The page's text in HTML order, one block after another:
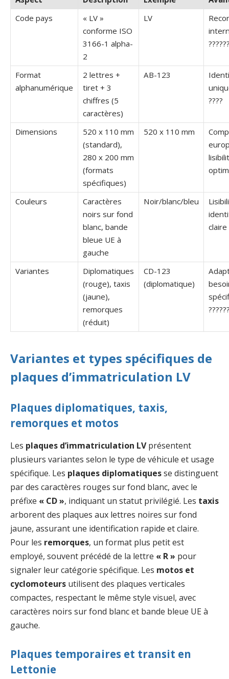
Code pays
« LV »
conforme ISO
3166-1 alpha-
2
LV
Format
alphanumérique
2 lettres +
tiret + 3
chiffres (5
caractères)
AB-123
????
Dimensions
520 x 110 mm
(standard),
280 x 200 mm
(formats
spécifiques)
520 x 110 mm
Couleurs
Caractères
noirs sur fond
blanc, bande
bleue UE à
gauche
Noir/blanc/bleu
claire
Variantes
Diplomatiques
(rouge), taxis
(jaune),
remorques
(réduit)
CD-123
(diplomatique)
Variantes et types spécifiques de
plaques d’immatriculation LV
Plaques diplomatiques, taxis,
remorques et motos
Les plaques d’immatriculation LVprésentent
plusieurs variantes selon le type de véhicule et usage
spécifique. Les plaques diplomatiquesse distinguent
par des caractères rouges sur fond blanc, avec le
préfixe « CD », indiquant un statut privilégié. Les taxis
arborent des plaques aux lettres noires sur fond
jaune, assurant une identification rapide et claire.
Pour les remorques, un format plus petit est
employé, souvent précédé de la lettre « R » pour
signaler leur catégorie spécifique. Les motos et
cyclomoteurs utilisent des plaques verticales
compactes, respectant le même style visuel, avec
caractères noirs sur fond blanc et bande bleue UE à
gauche.
Plaques temporaires et transit en
Lettonie